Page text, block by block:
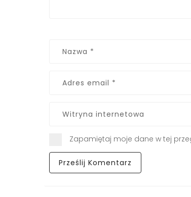
Zapamiętaj moje dane w tej